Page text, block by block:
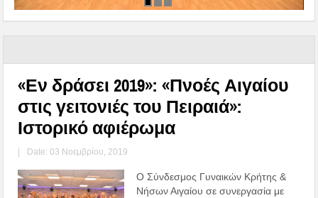
«Εν δράσει 2019»: «Πνοές Αιγαίου
στις γειτονιές του Πειραιά»:
Ιστορικό αφιέρωμα
| Date: 03 Νοεμβρίου, 2019
O Σύνδεσμος Γυναικών Κρήτης &
Νήσων Αιγαίου σε συνεργασία με